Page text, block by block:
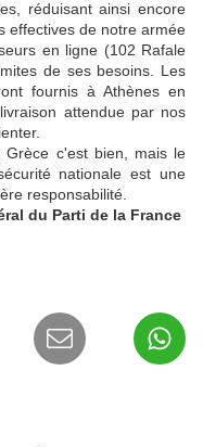
réduisant ainsi encore
effectives de notre armée
en ligne (102 Rafale
de ses besoins. Les
fournis à Athènes en
attendue par nos
c'est bien, mais le
nationale est une
responsabilité.
du Parti de la France